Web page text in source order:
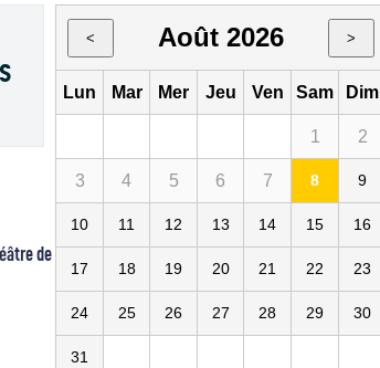
de l'Île-Saint-Louis Paul Rey
< Août 2026 >
Lun Mar Mer Jeu Ven Sam Dim
1 2
3 4 5 6 7 8 9
10 11 12 13 14 15 16
17 18 19 20 21 22 23
24 25 26 27 28 29 30
31